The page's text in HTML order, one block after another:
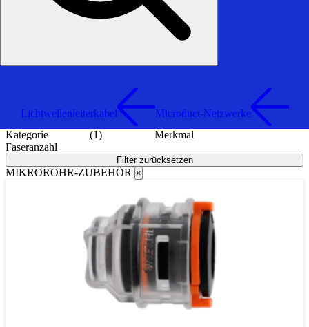
Lichtwellenleiterkabel
Microduct-Netzwerke
Kategorie
(1)
Merkmal
Faseranzahl
Filter zurücksetzen
MIKROROHR-ZUBEHÖR ×